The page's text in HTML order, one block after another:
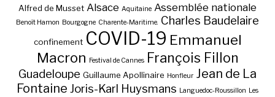
Alfred de Musset Alsace Aquitaine Assemblée nationale
Benoît Hamon Bourgogne Charente-Maritime. Charles Baudelaire
confinement COVID-19 Emmanuel
Macron Festival de Cannes François Fillon
Guadeloupe Guillaume Apollinaire Honfleur Jean de La
Fontaine Joris-Karl Huysmans Languedoc-Roussillon Les